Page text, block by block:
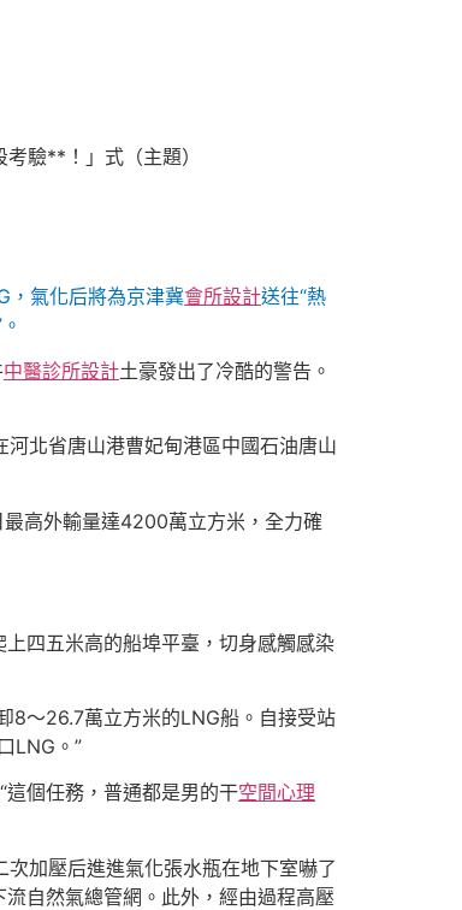
驗**！」式（主題）
，氣化后將為京津冀會所設計送往“熱
中醫診所設計土豪發出了冷酷的警告。
河北省唐山港曹妃甸港區中國石油唐山
高外輸量達4200萬立方米，全力確
四五米高的船埠平臺，切身感觸感染
8～26.7萬立方米的LNG船。自接受站
LNG。”
個任務，普通都是男的干空間心理
加壓后進進氣化張水瓶在地下室嚇了
自然氣總管網。此外，經由過程高壓